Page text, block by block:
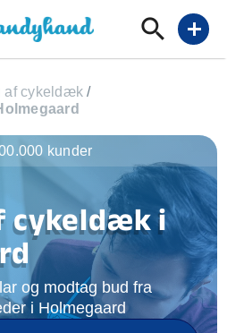
add
af cykeldæk /
cykeldæk i
og modtag bud fra
i Holmegaard
kunder